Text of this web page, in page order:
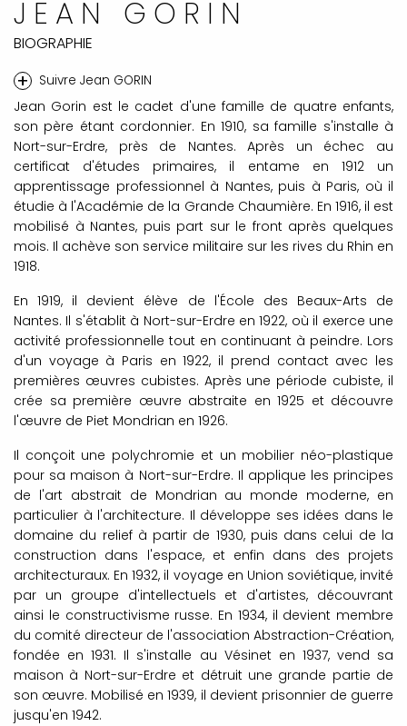
JEAN GORIN
BIOGRAPHIE
+ Suivre Jean GORIN
Jean Gorin est le cadet d'une famille de quatre enfants,
son père étant cordonnier. En 1910, sa famille s'installe à
Nort-sur-Erdre, près de Nantes. Après un échec au
certificat d'études primaires, il entame en 1912 un
apprentissage professionnel à Nantes, puis à Paris, où il
étudie à l'Académie de la Grande Chaumière. En 1916, il est
mobilisé à Nantes, puis part sur le front après quelques
mois. Il achève son service militaire sur les rives du Rhin en
1918.
En 1919, il devient élève de l'École des Beaux-Arts de
Nantes. Il s'établit à Nort-sur-Erdre en 1922, où il exerce une
activité professionnelle tout en continuant à peindre. Lors
d'un voyage à Paris en 1922, il prend contact avec les
premières œuvres cubistes. Après une période cubiste, il
crée sa première œuvre abstraite en 1925 et découvre
l'œuvre de Piet Mondrian en 1926.
Il conçoit une polychromie et un mobilier néo-plastique
pour sa maison à Nort-sur-Erdre. Il applique les principes
de l'art abstrait de Mondrian au monde moderne, en
particulier à l'architecture. Il développe ses idées dans le
domaine du relief à partir de 1930, puis dans celui de la
construction dans l'espace, et enfin dans des projets
architecturaux. En 1932, il voyage en Union soviétique, invité
par un groupe d'intellectuels et d'artistes, découvrant
ainsi le constructivisme russe. En 1934, il devient membre
du comité directeur de l'association Abstraction-Création,
fondée en 1931. Il s'installe au Vésinet en 1937, vend sa
maison à Nort-sur-Erdre et détruit une grande partie de
son œuvre. Mobilisé en 1939, il devient prisonnier de guerre
jusqu'en 1942.